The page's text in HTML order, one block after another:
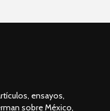
ensayos,
sobre México,